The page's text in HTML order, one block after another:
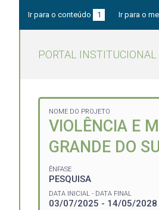
Ir para o conteúdo 1 Ir para o
PORTAL INSTITUCIONAL
NOME DO PROJETO
VIOLÊNCIA E
GRANDE DO
ÊNFASE
PESQUISA
DATA INICIAL - DATA FINAL
03/07/2025 - 14/05/2028